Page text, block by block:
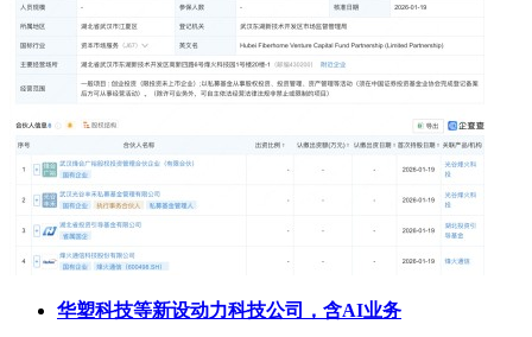
华塑科技等新设动力科技公司，含AI业务